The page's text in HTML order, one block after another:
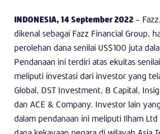
INDONESIA, 14 September 2022 –
dikenal sebagai Fazz Financial Group,
perolehan dana senilai US$100 juta
Pendanaan ini terdiri atas ekuitas
meliputi investasi dari investor yang
Global, DST Investment, B Capital,
dan ACE & Company. Investor lain
dalam pendanaan ini meliputi Ilham